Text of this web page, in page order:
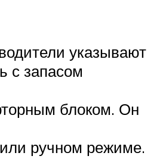
указывают
с запасом
блоком. Он
ручном режиме.